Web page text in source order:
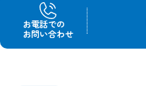
お電話での
お問い合わせ